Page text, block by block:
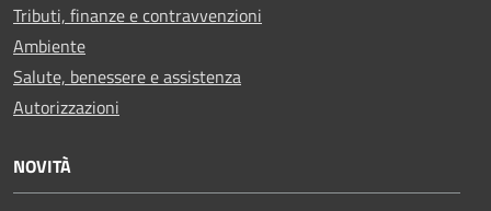
Tributi, finanze e contravvenzioni
Ambiente
Salute, benessere e assistenza
Autorizzazioni
NOVITÀ